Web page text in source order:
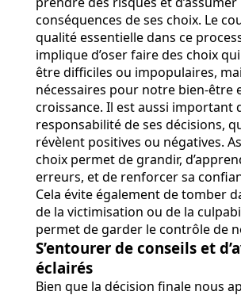
conséquences de ses choix. Le
qualité essentielle dans ce
implique d’oser faire des choix
être difficiles ou impopulaires,
nécessaires pour notre bien-être
croissance. Il est aussi important
responsabilité de ses décisions,
révèlent positives ou négatives.
choix permet de grandir,
erreurs, et de renforcer sa
Cela évite également de tomber
de la victimisation ou de la
permet de garder le contrôle de
S’entourer de conseils et
éclairés
Bien que la décision finale nous